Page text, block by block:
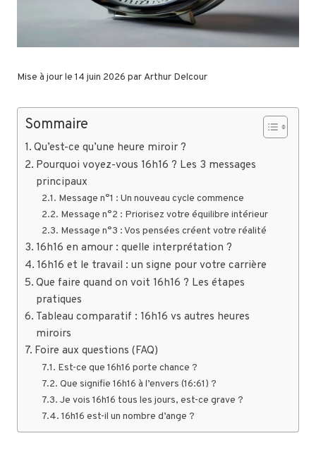
Mise à jour le 14 juin 2026 parArthur Delcour
Sommaire
Qu’est-ce qu’une heure miroir ?
Pourquoi voyez-vous 16h16 ? Les 3 messages
principaux
Message n°1 : Un nouveau cycle commence
Message n°2 : Priorisez votre équilibre intérieur
Message n°3 : Vos pensées créent votre réalité
16h16 en amour : quelle interprétation ?
16h16 et le travail : un signe pour votre carrière
Que faire quand on voit 16h16 ? Les étapes
pratiques
Tableau comparatif : 16h16 vs autres heures
miroirs
Foire aux questions (FAQ)
Est-ce que 16h16 porte chance ?
Que signifie 16h16 à l’envers (16:61) ?
Je vois 16h16 tous les jours, est-ce grave ?
16h16 est-il un nombre d’ange ?